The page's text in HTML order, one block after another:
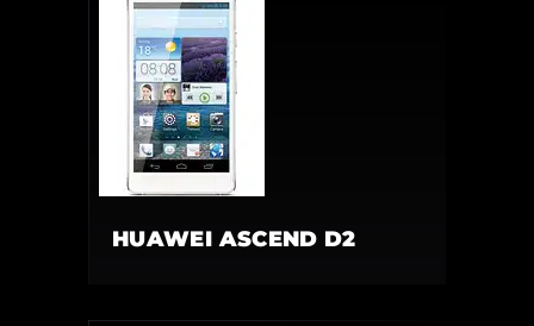
HUAWEI ASCEND D2